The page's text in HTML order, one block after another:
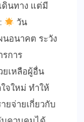
ดินทาง แต่มี
วัน
นอนาคต ระวัง
การ
ยเหลือผู้อื่น
จใหม่ ทำให้
ยจ่ายเกี่ยวกับ